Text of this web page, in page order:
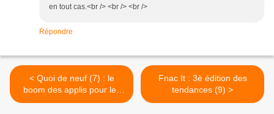
en tout cas.<br /> <br /> <br />
Répondre
< Quoi de neuf (7) : le
boom des applis pour les
enseignes
Fnac It : 3è édition des
tendances (9) >